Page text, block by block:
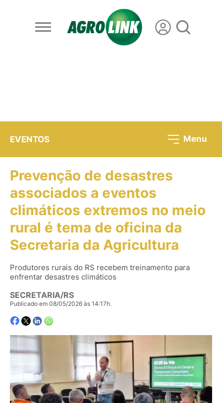
EVENTOS Menu
Prevenção de desastres
associados a eventos
climáticos extremos no meio
rural é tema de oficina da
Secretaria da Agricultura
Produtores rurais do RS recebem treinamento para
enfrentar desastres climáticos
SECRETARIA/RS
Publicado em 08/05/2026 às 14:17h.